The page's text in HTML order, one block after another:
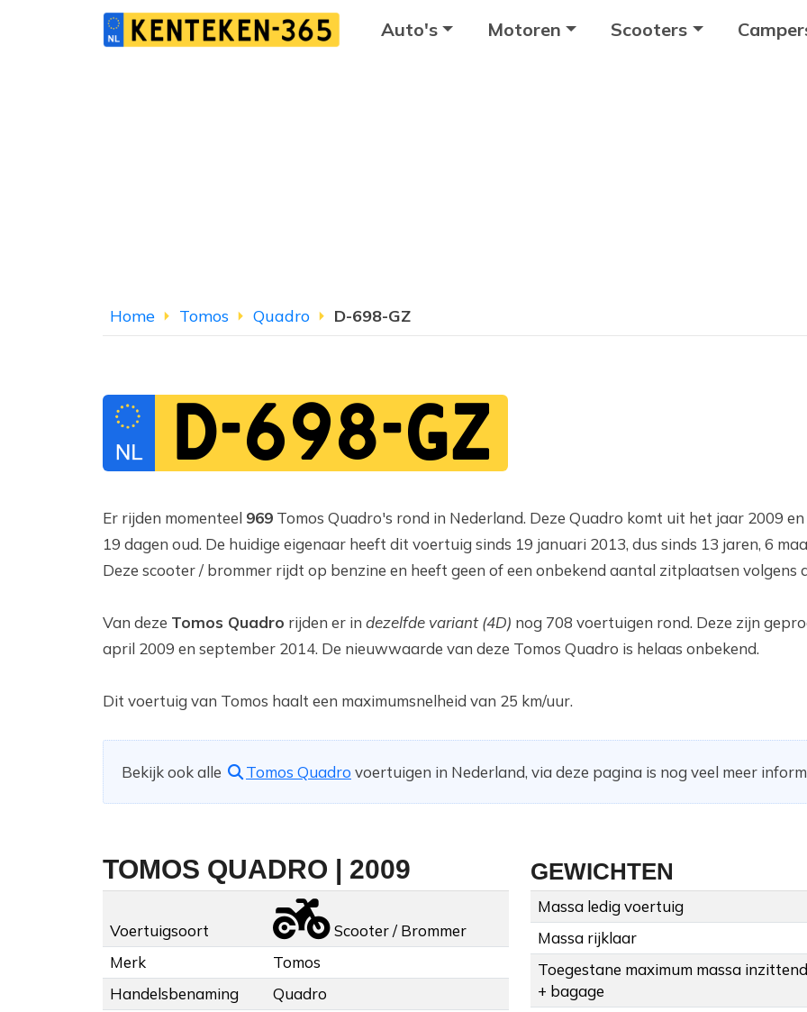
Auto's Motoren Scooters
Home Tomos Quadro D-698-GZ
D-698-GZ
Er rijden momenteel 969 Tomos Quadro's rond in Nederland. Deze Quadro komt uit het jaar 2009 en
19 dagen oud. De huidige eigenaar heeft dit voertuig sinds 19 januari 2013, dus sinds 13 jaren, 6
Deze scooter / brommer rijdt op benzine en heeft geen of een onbekend aantal zitplaatsen volgens
Van deze Tomos Quadro rijden er in dezelfde variant (4D) nog 708 voertuigen rond. Deze zijn
april 2009 en september 2014. De nieuwwaarde van deze Tomos Quadro is helaas onbekend.
Dit voertuig van Tomos haalt een maximumsnelheid van 25 km/uur.
Bekijk ook alle Tomos Quadro voertuigen in Nederland, via deze pagina is nog veel meer
TOMOS QUADRO | 2009
Voertuigsoort
Scooter / Brommer
Merk
Tomos
Handelsbenaming
Quadro
GEWICHTEN
Massa ledig voertuig
Massa rijklaar
Toegestane maximum massa
+ bagage